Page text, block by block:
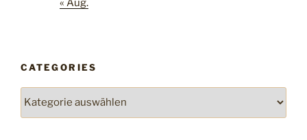
« Aug.
CATEGORIES